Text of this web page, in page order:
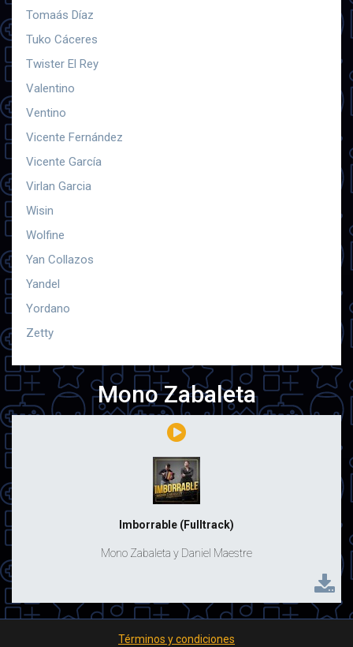
Tomaás Díaz
Tuko Cáceres
Twister El Rey
Valentino
Ventino
Vicente Fernández
Vicente García
Virlan Garcia
Wisin
Wolfine
Yan Collazos
Yandel
Yordano
Zetty
Mono Zabaleta
Imborrable (Fulltrack)
Mono Zabaleta y Daniel Maestre
Términos y condiciones